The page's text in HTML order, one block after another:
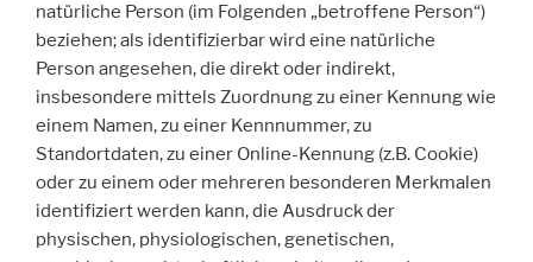
natürliche Person (im Folgenden „betroffene Person“)
beziehen; als identifizierbar wird eine natürliche
Person angesehen, die direkt oder indirekt,
insbesondere mittels Zuordnung zu einer Kennung wie
einem Namen, zu einer Kennnummer, zu
Standortdaten, zu einer Online-Kennung (z.B. Cookie)
oder zu einem oder mehreren besonderen Merkmalen
identifiziert werden kann, die Ausdruck der
physischen, physiologischen, genetischen,